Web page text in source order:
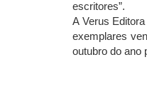
escritores”.
A Verus
exemplares
outubro do ano